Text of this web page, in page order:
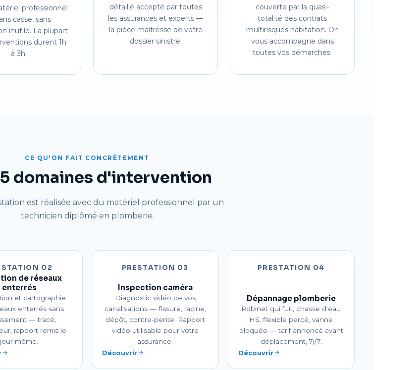
professionnel
casse, sans
inutile. La plupart
durent 1h
à 3h.
détaillé accepté par toutes
les assurances et experts —
la pièce maîtresse de votre
dossier sinistre.
couverte par la quasi-
totalité des contrats
multirisques habitation. On
vous accompagne dans
toutes vos démarches.
CE QU'ON FAIT CONCRÈTEMENT
domaines d'intervention
est réalisée avec du matériel professionnel par un
technicien diplômé en plomberie.
02
de réseaux
enterrés
et cartographie
enterrés sans
— tracé,
rapport remis le
jour même.
PRESTATION 03
Inspection caméra
Diagnostic vidéo de vos
canalisations — fissure, racine,
dépôt, contre-pente. Rapport
vidéo utilisable pour votre
assurance.
Découvrir
PRESTATION 04
Dépannage plomberie
Robinet qui fuit, chasse d'eau
HS, flexible percé, vanne
bloquée — tarif annoncé avant
déplacement, 7j/7.
Découvrir